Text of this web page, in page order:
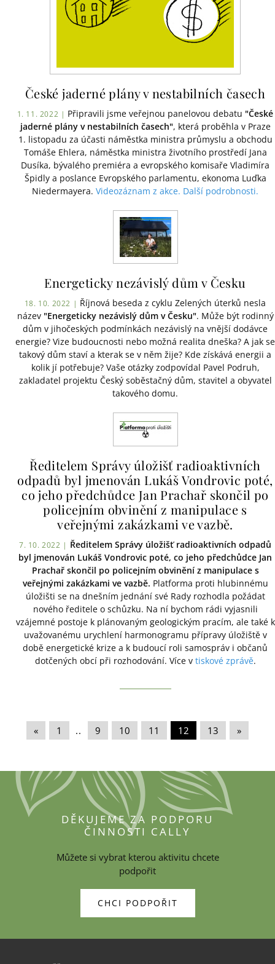
České jaderné plány v nestabilních časech
1. 11. 2022 | Připravili jsme veřejnou panelovou debatu "České
jaderné plány v nestabilních časech", která proběhla v Praze
1. listopadu za účasti náměstka ministra průmyslu a obchodu
Tomáše Ehlera, náměstka ministra životního prostředí Jana
Dusíka, bývalého premiéra a evropského komisaře Vladimíra
Špidly a poslance Evropského parlamentu, ekonoma Luďka
Niedermayera. Videozáznam z akce. Další podrobnosti.
Energeticky nezávislý dům v Česku
18. 10. 2022 | Říjnová beseda z cyklu Zelených úterků nesla
název "Energeticky nezávislý dům v Česku". Může být rodinný
dům v jihočeských podmínkách nezávislý na vnější dodávce
energie? Vize budoucnosti nebo možná realita dneška? A jak se
takový dům staví a kterak se v něm žije? Kde získává energii a
kolik jí potřebuje? Vaše otázky zodpovídal Pavel Podruh,
zakladatel projektu Český soběstačný dům, stavitel a obyvatel
takového domu.
Ředitelem Správy úložišť radioaktivních
odpadů byl jmenován Lukáš Vondrovic poté,
co jeho předchůdce Jan Prachař skončil po
policejním obvinění z manipulace s
veřejnými zakázkami ve vazbě.
7. 10. 2022 | Ředitelem Správy úložišť radioaktivních odpadů
byl jmenován Lukáš Vondrovic poté, co jeho předchůdce Jan
Prachař skončil po policejním obvinění z manipulace s
veřejnými zakázkami ve vazbě. Platforma proti hlubinnému
úložišti se na dnešním jednání své Rady rozhodla požádat
nového ředitele o schůzku. Na ní bychom rádi vyjasnili
vzájemné postoje k plánovaným geologickým pracím, ale také k
uvažovanému urychlení harmonogramu přípravy úložiště v
době energetické krize a k budoucí roli samospráv i občanů
dotčených obcí při rozhodování. Více v tiskové zprávě.
« 1 .. 9 10 11 12 13 »
DĚKUJEME ZA PODPORU
ČINNOSTI CALLY
Můžete si vybrat kterou aktivitu chcete
podpořit
CHCI PODPOŘIT